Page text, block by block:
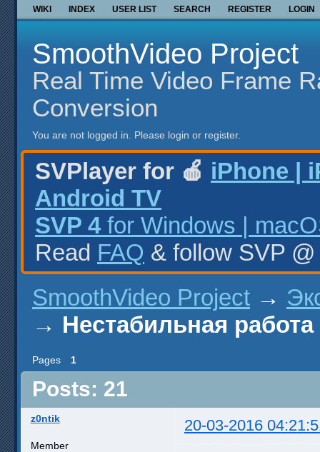
WIKI INDEX USER LIST SEARCH REGISTER LOGIN
SmoothVideo Project
Real Time Video Frame
Conversion
You are not logged in. Please login or register.
SVPlayer for 🍎 iPhone |
Android TV
SVP 4 for Windows |
Read FAQ & follow SVP
SmoothVideo Project →
→ Нестабильная работа
Pages 1
Posts: 21
z0ntik 20-03-2016
Member